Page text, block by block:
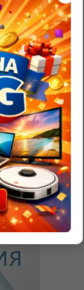
сънища>